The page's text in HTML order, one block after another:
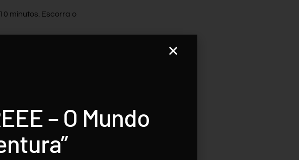
minutos. Escorra o
mistura de carne.
mistura.
de carne e coloque a
restante com
ao forno durante– O Mundo